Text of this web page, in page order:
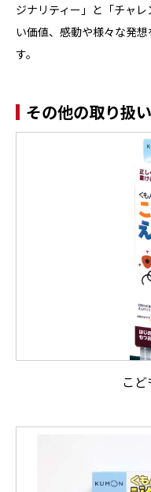
ジナリティー」と「チャ
い価値、感動や様々な発
す。
その他の取り扱
こ